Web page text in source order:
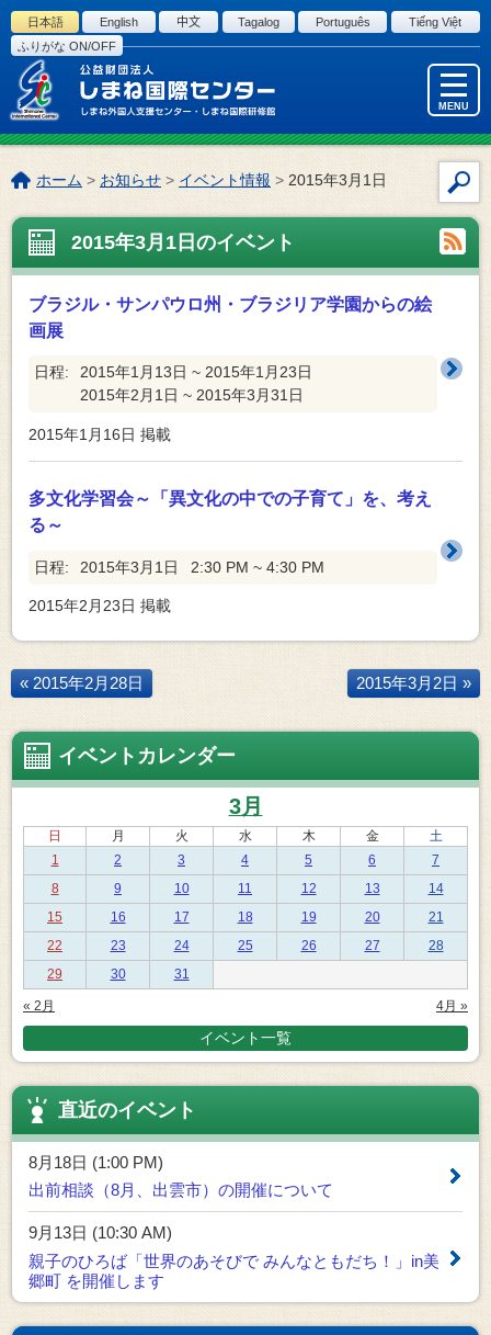
このページの本文へ
日本語 English 中文 Tagalog Português
Tiếng Việt
ふりがな ON/OFF
MENU
イ
ト
内
こ
の
ペ
ジ
置:
ホーム> お知らせ> イベント情報 >2015年3月1日
2015年3月1日のイベント
ブラジル・サンパウロ州・ブラジリア学園からの絵
画展
日程:
2015年1月13日 ~ 2015年1月23日
2015年2月1日 ~ 2015年3月31日
2015年1月16日 掲載
多文化学習会～「異文化の中での子育て」を、考え
る～
日程: 2015年3月1日 2:30 PM ~ 4:30 PM
2015年2月23日 掲載
« 2015年2月28日 2015年3月2日 »
イベントカレンダー
3月
日 月 火 水 木 金
土
1
2 3 4 5 6
7
8
9 10 11 12 13
14
15
16 17 18 19 20
21
22
23 24 25 26 27
28
29
30 31
« 2月 4月 »
イベント一覧
直近のイベント
8月18日 (1:00 PM)
出前相談（8月、出雲市）の開催について
9月13日 (10:30 AM)
親子のひろば「世界のあそびで みんなともだち！」in美
郷町 を開催します